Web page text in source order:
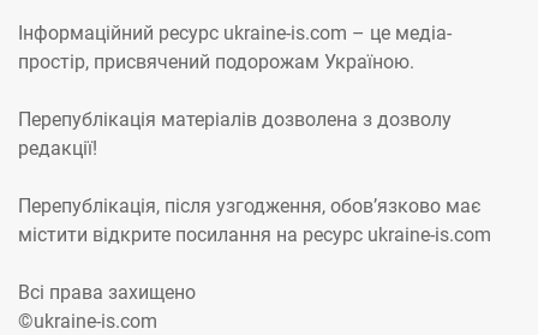
Інформаційний ресурс ukraine-is.com – це медіа-
простір, присвячений подорожам Україною.
Перепублікація матеріалів дозволена з дозволу
редакції!
Перепублікація, після узгодження, обов’язково має
містити відкрите посилання на ресурс ukraine-is.com
Всі права захищено
©ukraine-is.com